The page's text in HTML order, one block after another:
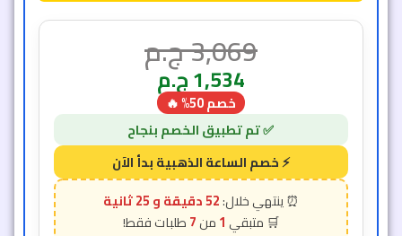
3,069ج.م
1,534ج.م
خصم 50% 🔥
52 دقيقة و 23 ثانية
1
7